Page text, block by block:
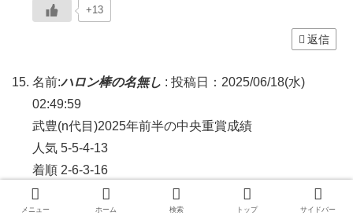
+13
返信
名前:ハロン棒の名無し : 投稿日：2025/06/18(水)
02:49:59
武豊(n代目)2025年前半の中央重賞成績
人気 5-5-4-13
着順 2-6-3-16
勝率7.4％、連対率29.6％、複勝率40.7％
メニュー ホーム 検索 トップ サイドバー